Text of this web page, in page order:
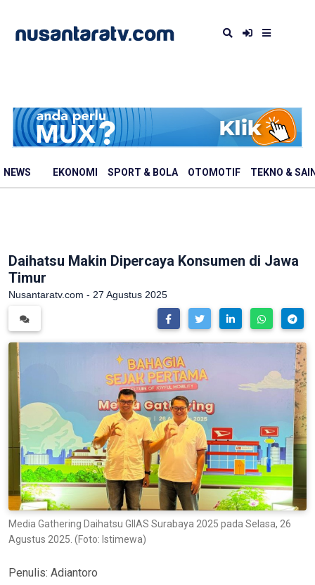
NEWS EKONOMI SPORT & BOLA OTOMOTIF TEKNO &
Daihatsu Makin Dipercaya Konsumen di Jawa
Timur
Nusantaratv.com - 27 Agustus 2025
Media Gathering Daihatsu GIIAS Surabaya 2025 pada Selasa, 26
Agustus 2025. (Foto: Istimewa)
Penulis: Adiantoro